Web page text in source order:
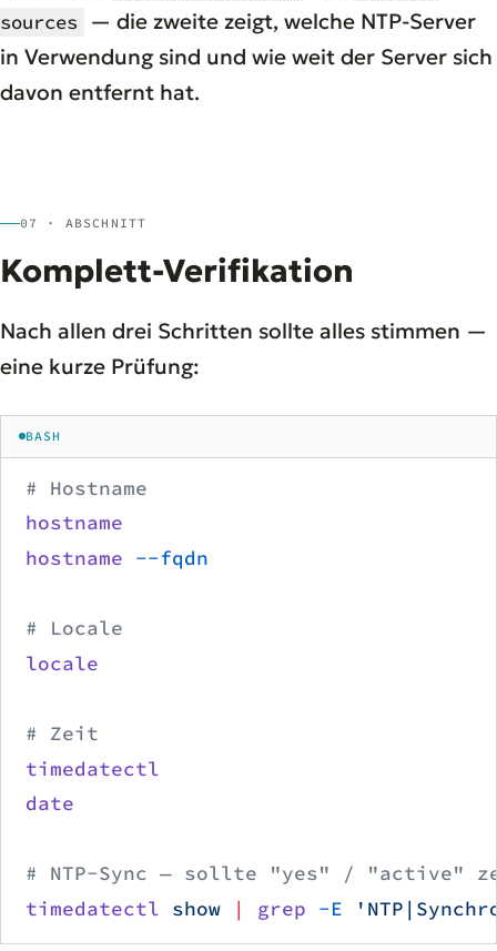
sources — die zweite zeigt, welche NTP-Server
in Verwendung sind und wie weit der Server sich
davon entfernt hat.
07 · ABSCHNITT
Komplett-Verifikation
Nach allen drei Schritten sollte alles stimmen —
eine kurze Prüfung:
BASH
# Hostname
hostname
hostname --fqdn
# Locale
locale
# Zeit
timedatectl
date
# NTP-Sync — sollte "yes" / "active"
timedatectl show | grep -E